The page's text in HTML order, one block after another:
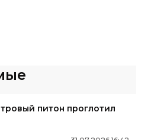
питон проглотил